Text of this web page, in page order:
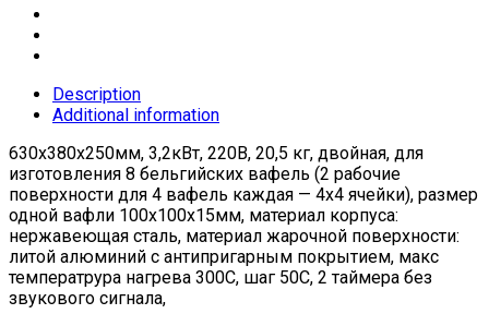
Description
Additional information
630x380x250мм, 3,2кВт, 220В, 20,5 кг, двойная, для
изготовления 8 бельгийских вафель (2 рабочие
поверхности для 4 вафель каждая — 4х4 ячейки), размер
одной вафли 100x100x15мм, материал корпуса:
нержавеющая сталь, материал жарочной поверхности:
литой алюминий с антипригарным покрытием, макс
температрура нагрева 300С, шаг 50С, 2 таймера без
звукового сигнала,